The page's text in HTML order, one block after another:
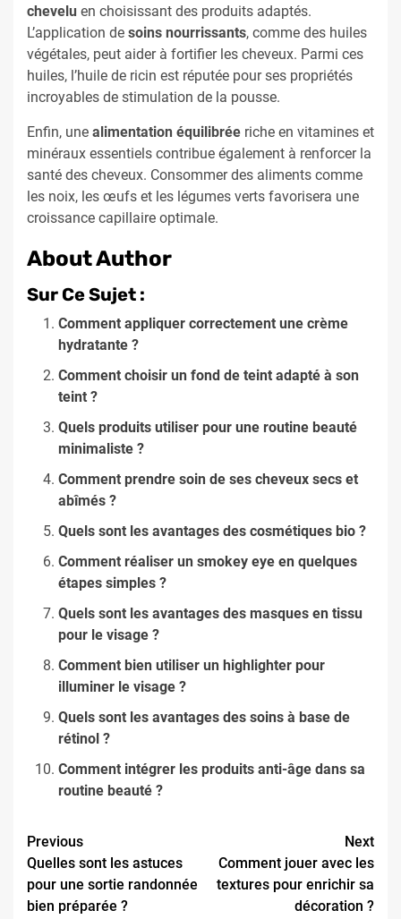
chevelu en choisissant des produits adaptés.
L’application de soins nourrissants, comme des huiles
végétales, peut aider à fortifier les cheveux. Parmi ces
huiles, l’huile de ricin est réputée pour ses propriétés
incroyables de stimulation de la pousse.
Enfin, une alimentation équilibrée riche en vitamines et
minéraux essentiels contribue également à renforcer la
santé des cheveux. Consommer des aliments comme
les noix, les œufs et les légumes verts favorisera une
croissance capillaire optimale.
About Author
Sur Ce Sujet :
Comment appliquer correctement une crème
hydratante ?
Comment choisir un fond de teint adapté à son
teint ?
Quels produits utiliser pour une routine beauté
minimaliste ?
Comment prendre soin de ses cheveux secs et
abîmés ?
Quels sont les avantages des cosmétiques bio ?
Comment réaliser un smokey eye en quelques
étapes simples ?
Quels sont les avantages des masques en tissu
pour le visage ?
Comment bien utiliser un highlighter pour
illuminer le visage ?
Quels sont les avantages des soins à base de
rétinol ?
Comment intégrer les produits anti-âge dans sa
routine beauté ?
Continue
Reading
Previous
Quelles sont les astuces
pour une sortie randonnée
bien préparée ?
Next
Comment jouer avec les
textures pour enrichir sa
décoration ?